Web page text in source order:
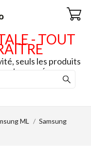
- TOUT
seuls les produits
envoyés.
ML
Samsung